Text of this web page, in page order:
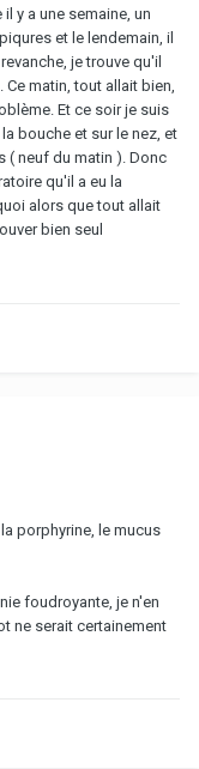
y a une semaine, un
et le lendemain, il
je trouve qu'il
matin, tout allait bien,
Et ce soir je suis
bouche et sur le nez, et
( neuf du matin ). Donc
qu'il a eu la
alors que tout allait
bien seul
porphyrine, le mucus
foudroyante, je n'en
ne serait certainement